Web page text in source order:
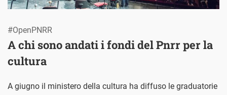
A chi sono andati i fondi del Pnrr per la
cultura
#OpenPNRR
A giugno il ministero della cultura ha diffuso le graduatorie